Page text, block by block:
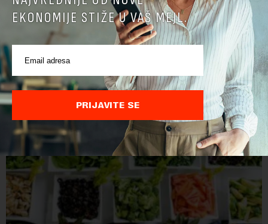
POVEZANI SADRŽAJI
EKONOMIJE STIŽE U VAŠ MEJL.
PRIJAVITE SE